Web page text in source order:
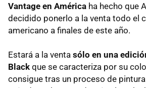
Vantage en América ha hecho que
decidido ponerlo a la venta todo el
americano a finales de este año.
Estará a la venta sólo en una
Black que se caracteriza por su
consigue tras un proceso de